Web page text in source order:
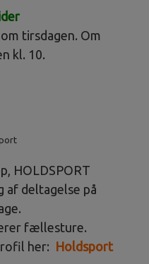
tirsdagen. Om
kl. 10.
HOLDSPORT
af deltagelse på
fællesture.
her: Holdsport